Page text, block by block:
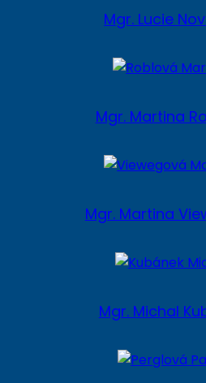
Mgr. Lucie
Mgr. Martina
Mgr. Martina
Mgr. Michal